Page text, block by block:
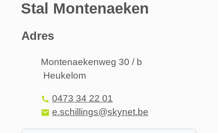
Stal Montenaeken
Adres
AdresMontenaekenweg 30 / b
Heukelom
0473 34 22 01
E-mail e.schillings@skynet.be